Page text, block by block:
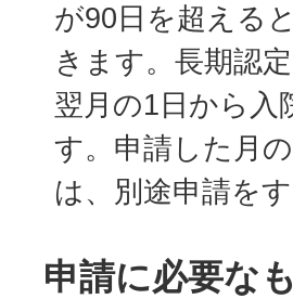
が90日を超える
きます。長期認
翌月の1日から入
す。申請した月
は、別途申請を
申請に必要な